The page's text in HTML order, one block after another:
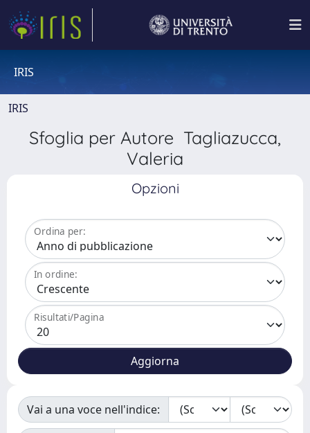
IRIS
IRIS
Sfoglia per Autore Tagliazucca,
Valeria
Opzioni
Ordina per:
In ordine:
Risultati/Pagina
Vai a una voce nell'indice: